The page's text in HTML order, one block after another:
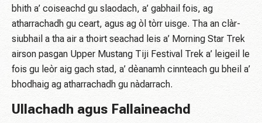
bhith a’ coiseachd gu slaodach, a’ gabhail fois, ag
atharrachadh gu ceart, agus ag òl tòrr uisge. Tha an clàr-
siubhail a tha air a thoirt seachad leis a’ Morning Star Trek
airson pasgan Upper Mustang Tiji Festival Trek a’ leigeil le
fois gu leòr aig gach stad, a’ dèanamh cinnteach gu bheil a’
bhodhaig ag atharrachadh gu nàdarrach.
Ullachadh agus Fallaineachd